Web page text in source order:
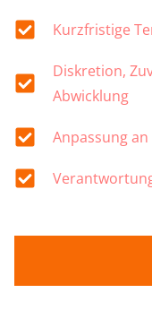
Kurzfristige
Diskretion,
Abwicklung
Anpassung